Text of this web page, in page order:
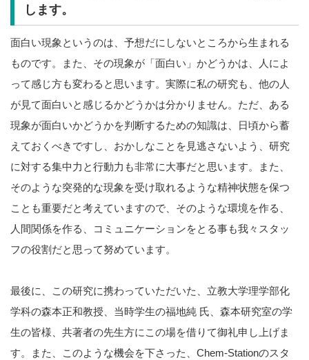
します。
面白い現象というのは、予想だにしないところから生まれる
ものです。また、その現象が「面白い」かどうかは、人によ
って感じ方も変わると思います。実際に私の研究も、他の人
が見て面白いと感じるかどうかは分かりません。ただ、ある
現象が面白いかどうかを判断するための知識は、日頃から蓄
えておくべきですし、おかしなことを見逃さないよう、研究
に対する集中力と行動力も非常に大事だと思います。また、
そのような突発的な現象を受け取れるような精神状態を保つ
ことも重要だと考えていますので、そのような環境を作る、
人間関係を作る、コミュニケーションをとる事も我々スタッ
フの役割だと思って努めています。
最後に、この研究に携わっていただいた、立教大学理学部化
学科の森本正和教授、当時学生の福地純 氏、森本研究室の学
生の皆様、共著者の先生方にこの場を借りて御礼申し上げま
す。また、このような機会を下さった、Chem-Stationのスタ